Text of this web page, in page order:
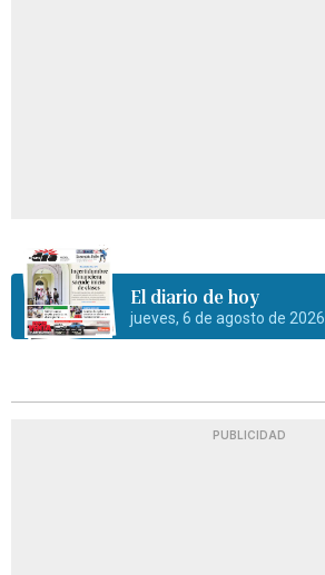
El diario de hoy
jueves, 6 de agosto de 2026
PUBLICIDAD